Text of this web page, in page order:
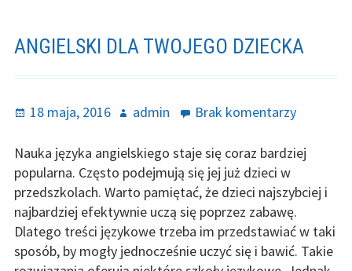
ANGIELSKI DLA TWOJEGO DZIECKA
Opublikowano
18 maja, 2016 Autoradmin Brak komentarzydo
dla
dziecka
Nauka języka angielskiego staje się coraz bardziej
popularna. Często podejmują się jej już dzieci w
przedszkolach. Warto pamiętać, że dzieci najszybciej i
najbardziej efektywnie uczą się poprzez zabawę.
Dlatego treści językowe trzeba im przedstawiać w taki
sposób, by mogły jednocześnie uczyć się i bawić. Takie